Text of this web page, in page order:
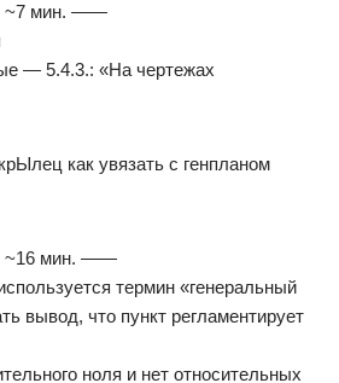
~7 мин. ——
— 5.4.3.: «На чертежах
как увязать с генпланом
~16 мин. ——
термин «генеральный
вывод, что пункт регламентирует
ноля и нет относительных